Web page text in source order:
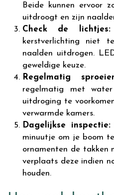
Beide kunnen ervoor
uitdroogt en zijn
Check de lichtjes:
kerstverlichting niet
naalden uitdrogen.
geweldige keuze.
Regelmatig
regelmatig met
uitdroging te
verwarmde kamers.
Dagelijkse inspectie:
minuutje om je boom
ornamenten de takken
verplaats deze indien
houden.